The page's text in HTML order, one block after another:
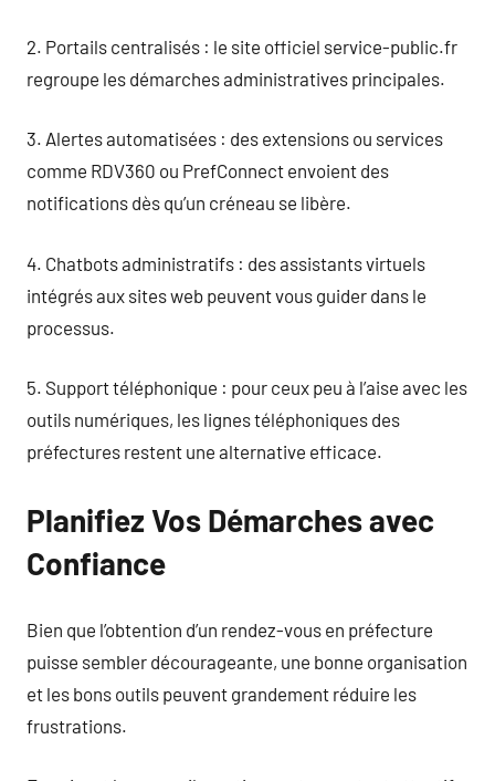
2. Portails centralisés : le site officiel service-public.fr
regroupe les démarches administratives principales.
3. Alertes automatisées : des extensions ou services
comme RDV360 ou PrefConnect envoient des
notifications dès qu’un créneau se libère.
4. Chatbots administratifs : des assistants virtuels
intégrés aux sites web peuvent vous guider dans le
processus.
5. Support téléphonique : pour ceux peu à l’aise avec les
outils numériques, les lignes téléphoniques des
préfectures restent une alternative efficace.
Planifiez Vos Démarches avec
Confiance
Bien que l’obtention d’un rendez-vous en préfecture
puisse sembler décourageante, une bonne organisation
et les bons outils peuvent grandement réduire les
frustrations.